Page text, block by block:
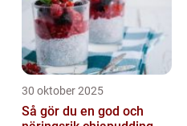
30 oktober 2025
Så gör du en god och